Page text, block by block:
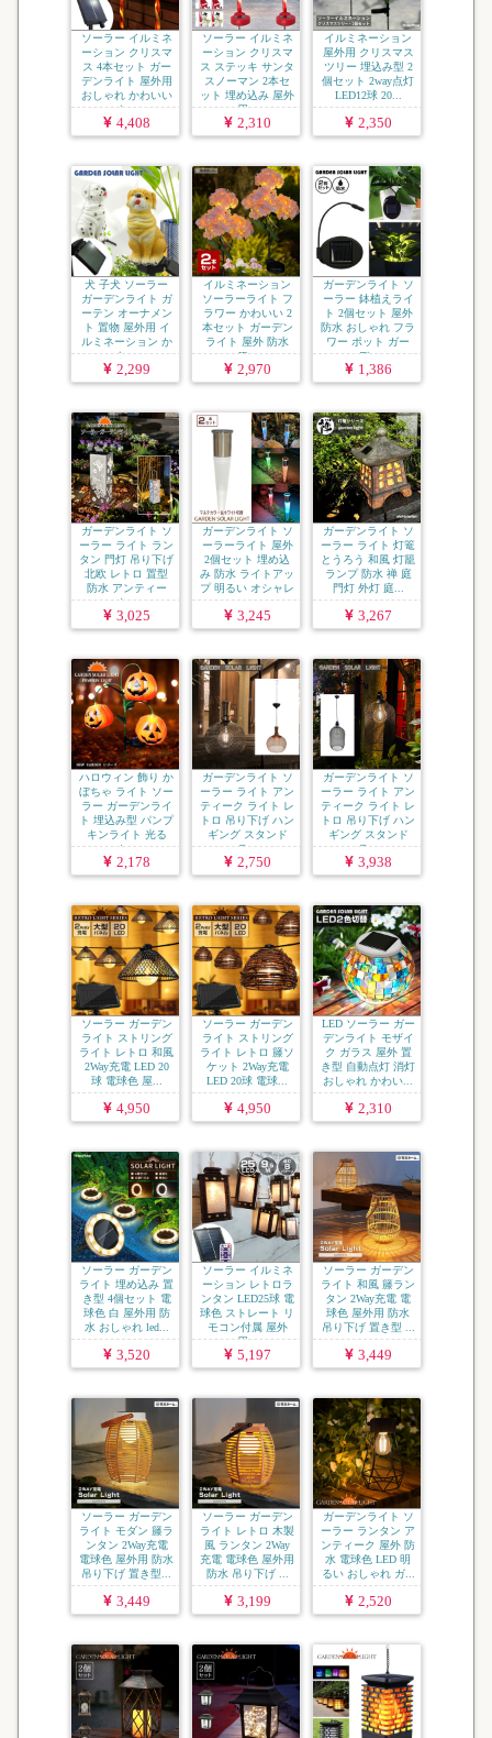
ソーラー イルミネ
ーション クリスマ
ス 4本セット ガー
デンライト 屋外用
おしゃれ かわいい
キ...
4,408
ソーラー イルミネ
ーション クリスマ
ス ステッキ サンタ
スノーマン 2本セ
ット 埋め込み 屋外
用...
2,310
イルミネーション
屋外用 クリスマス
ツリー 埋込み型 2
個セット 2way点灯
LED12球 20...
2,350
犬 子犬 ソーラー
ガーデンライト ガ
ーテン オーナメン
ト 置物 屋外用 イ
ルミネーション か
わ...
2,299
イルミネーション
ソーラーライト フ
ラワー かわいい 2
本セット ガーデン
ライト 屋外 防水
IP...
2,970
ガーデンライト ソ
ーラー 鉢植えライ
ト 2個セット 屋外
防水 おしゃれ フラ
ワー ポット ガー
デ...
1,386
ガーデンライト ソ
ーラー ライト ラン
タン 門灯 吊り下げ
北欧 レトロ 置型
防水 アンティー
ク...
3,025
ガーデンライト ソ
ーラーライト 屋外
2個セット 埋め込
み 防水 ライトアッ
プ 明るい オシャレ
...
3,245
ガーデンライト ソ
ーラー ライト 灯篭
とうろう 和風 灯籠
ランプ 防水 禅 庭
門灯 外灯 庭...
3,267
ハロウィン 飾り か
ぼちゃ ライト ソー
ラー ガーデンライ
ト 埋込み型 パンプ
キンライト 光る
カ...
2,178
ガーデンライト ソ
ーラー ライト アン
ティーク ライト レ
トロ 吊り下げ ハン
ギング スタンド
ラ...
2,750
ガーデンライト ソ
ーラー ライト アン
ティーク ライト レ
トロ 吊り下げ ハン
ギング スタンド
ラ...
3,938
ソーラー ガーデン
ライト ストリング
ライト レトロ 和風
2Way充電 LED 20
球 電球色 屋...
4,950
ソーラー ガーデン
ライト ストリング
ライト レトロ 籐ソ
ケット 2Way充電
LED 20球 電球...
4,950
LED ソーラー ガー
デンライト モザイ
ク ガラス 屋外 置
き型 自動点灯 消灯
おしゃれ かわい...
2,310
ソーラー ガーデン
ライト 埋め込み 置
き型 4個セット 電
球色 白 屋外用 防
水 おしゃれ led...
3,520
ソーラー イルミネ
ーション レトロラ
ンタン LED25球 電
球色 ストレート リ
モコン付属 屋外
用...
5,197
ソーラー ガーデン
ライト 和風 籐ラン
タン 2Way充電 電
球色 屋外用 防水
吊り下げ 置き型 ...
3,449
ソーラー ガーデン
ライト モダン 籐ラ
ンタン 2Way充電
電球色 屋外用 防水
吊り下げ 置き型...
3,449
ソーラー ガーデン
ライト レトロ 木製
風 ランタン 2Way
充電 電球色 屋外用
防水 吊り下げ ...
3,199
ガーデンライト ソ
ーラー ランタン ア
ンティーク 屋外 防
水 電球色 LED 明
るい おしゃれ ガ...
2,520